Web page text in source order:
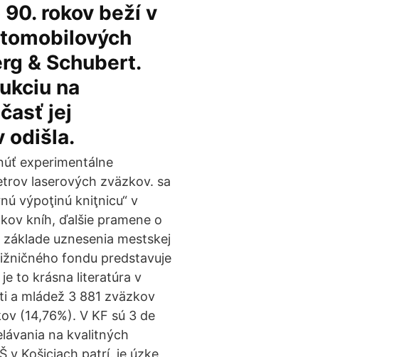
rokov beží v
& Schubert.
na
jej
odišla.
experimentálne
laserových zväzkov. sa
výpoţinú kniţnicu“ v
kníh, ďalšie pramene o
uznesenia mestskej
fondu predstavuje
to krásna literatúra v
a mládež 3 881 zväzkov
(14,76%). V KF sú 3 de
na kvalitných
v Košiciach patrí, je úzke